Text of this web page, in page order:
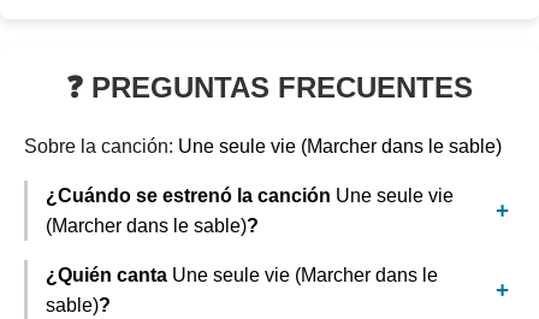
❓ PREGUNTAS FRECUENTES
Sobre la canción: Une seule vie (Marcher dans le sable)
¿Cuándo se estrenó la canción Une seule vie
(Marcher dans le sable)?
¿Quién canta Une seule vie (Marcher dans le
sable)?